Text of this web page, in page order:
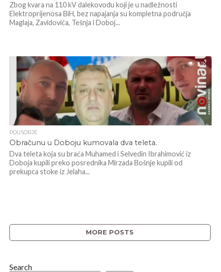
Zbog kvara na 110 kV dalekovodu koji je u nadležnosti
Elektroprijenosa BiH, bez napajanja su kompletna područja
Maglaja, Zavidovića, Tešnja i Doboj...
3.1K
POUSORJE
Obračunu u Doboju kumovala dva teleta.
Dva teleta koja su braća Muhamed i Selvedin Ibrahimović iz
Doboja kupili preko posrednika Mirzada Bošnje kupili od
prekupca stoke iz Jelaha...
MORE POSTS
Search